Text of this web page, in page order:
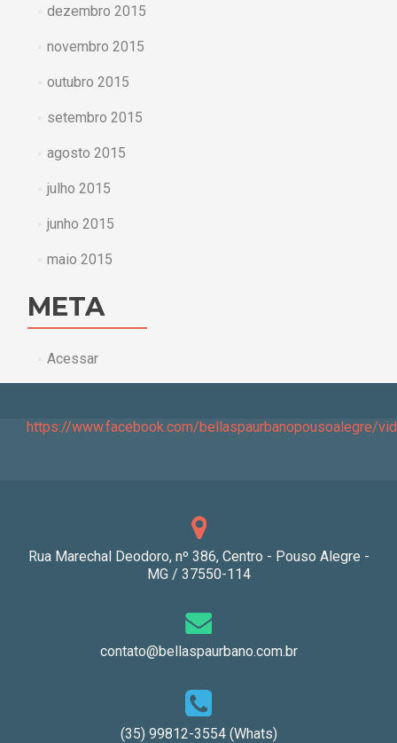
dezembro 2015
novembro 2015
outubro 2015
setembro 2015
agosto 2015
julho 2015
junho 2015
maio 2015
META
Acessar
https://www.facebook.com/bellaspaurbanopousoalegre/
Rua Marechal Deodoro, nº 386, Centro - Pouso Alegre -
MG / 37550-114
contato@bellaspaurbano.com.br
(35) 99812-3554 (Whats)